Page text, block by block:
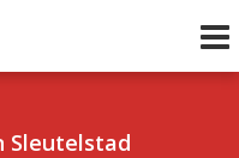
Sleutelstad